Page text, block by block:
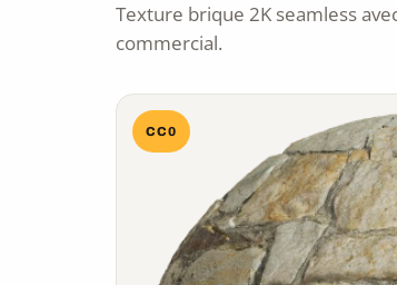
Texture brique 2K seamless
commercial.
CC0